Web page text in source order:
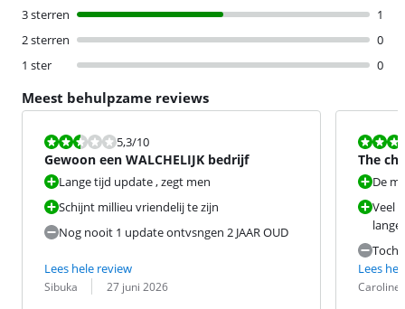
3 sterren
1
2 sterren
0
1 ster
0
Meest behulpzame reviews
Beoordeling is 5,3 van de 10.
5,3/10
Gewoon een WALCHELIJK bedrijf
Lange tijd update , zegt men
Schijnt millieu vriendelij te zijn
Nog nooit 1 update ontvsngen 2 JAAR OUD
Lees hele review
Beoordeling door:
Sibuka
Datum: 27 juni 2026
The
earth
De
Veel
Toch
Lees
Caroline
Datum: